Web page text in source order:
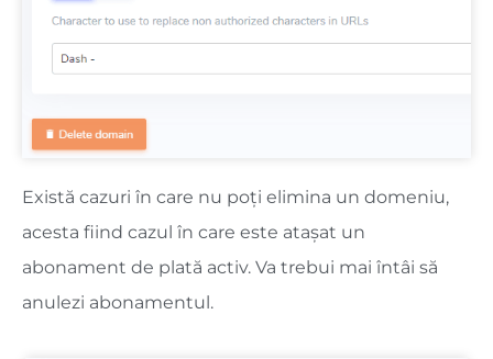
Există cazuri în care nu poți elimina un domeniu,
acesta fiind cazul în care este atașat un
abonament de plată activ. Va trebui mai întâi să
anulezi abonamentul.